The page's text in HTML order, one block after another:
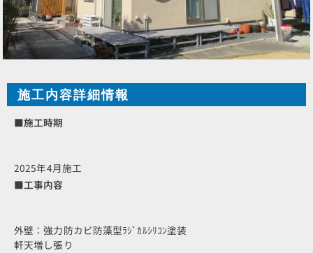
施工内容詳細情報
■施工時期
2025年4月施工
■工事内容
外壁：強力防カビ防藻型ﾗｼﾞｶﾙｼﾘｺﾝ塗装
軒天増し張り